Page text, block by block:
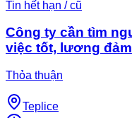
Tin hết hạn / cũ
Công ty cần tìm
việc tốt, lương
Thỏa thuận
Teplice